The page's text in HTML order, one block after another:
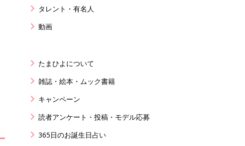
タレント・有名人
動画
たまひよについて
雑誌・絵本・ムック書籍
キャンペーン
読者アンケート・投稿・モデル応募
365日のお誕生日占い